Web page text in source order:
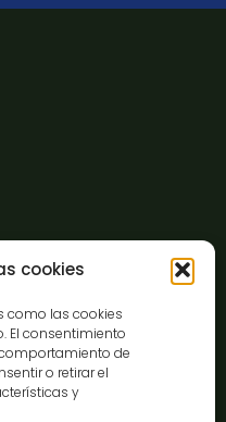
cookies
como las cookies
El consentimiento
de
o retirar el
y